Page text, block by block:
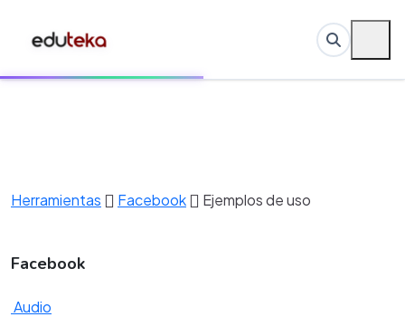
Herramientas Facebook Ejemplos de uso
Facebook
Audio